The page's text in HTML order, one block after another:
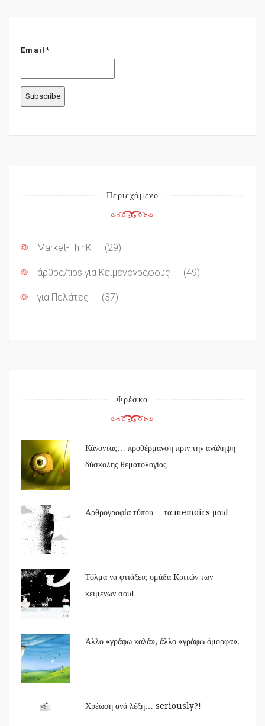
Email*
Περιεχόμενο
Market-ThinK (29)
άρθρα/tips για Κειμενογράφους (49)
για Πελάτες (37)
Φρέσκα
Κάνοντας… προθέρμανση πριν την ανάληψη
δύσκολης θεματολογίας
Αρθρογραφία τύπου… τα memoirs μου!
Τόλμα να φτιάξεις ομάδα Kριτών των
κειμένων σου!
Άλλο «γράφω καλά», άλλο «γράφω όμορφα».
Χρέωση ανά λέξη… seriously?!